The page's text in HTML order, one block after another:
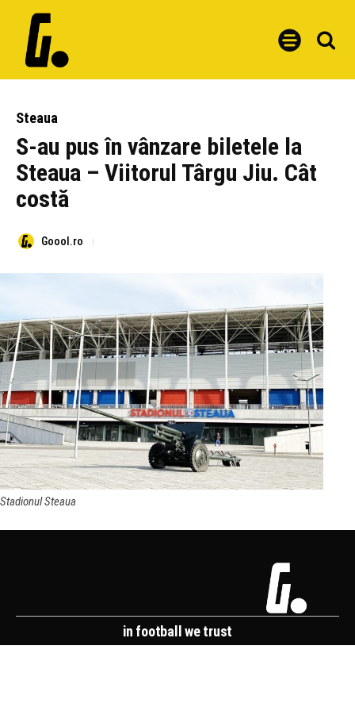
Steaua
S-au pus în vânzare biletele la
Steaua – Viitorul Târgu Jiu. Cât
costă
Goool.ro
Stadionul Steaua
in football we trust